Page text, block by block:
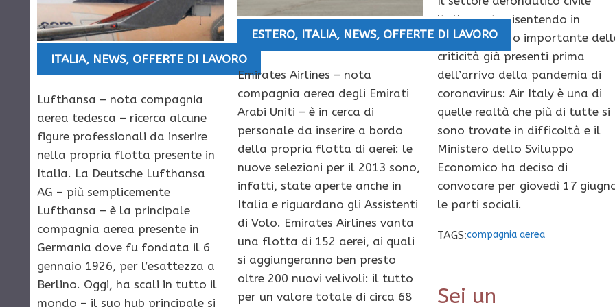
italiano sta risentendo in
maniera molto importante
criticità già presenti prima
dell’arrivo della pandemia di
coronavirus: Air Italy è una di
quelle realtà che più di tutte si
sono trovate in difficoltà e il
Ministero dello Sviluppo
Economico ha deciso di
convocare per giovedì 17
le parti sociali.
TAGS:compagnia aerea
ITALIA, NEWS, OFFERTE DI LAVORO
Lufthansa – nota compagnia
aerea tedesca – ricerca alcune
figure professionali da inserire
nella propria flotta presente in
Italia. La Deutsche Lufthansa
AG – più semplicemente
Lufthansa – è la principale
compagnia aerea presente in
Germania dove fu fondata il 6
gennaio 1926, per l’esattezza a
Berlino. Oggi, ha scali in tutto il
mondo – il suo hub principale si
ESTERO, ITALIA, NEWS, OFFERTE DI LAVORO
Emirates Airlines – nota
compagnia aerea degli Emirati
Arabi Uniti – è in cerca di
personale da inserire a bordo
della propria flotta di aerei: le
nuove selezioni per il 2013 sono,
infatti, state aperte anche in
Italia e riguardano gli Assistenti
di Volo. Emirates Airlines vanta
una flotta di 152 aerei, ai quali
si aggiungeranno ben presto
oltre 200 nuovi velivoli: il tutto
per un valore totale di circa 68
Sei un